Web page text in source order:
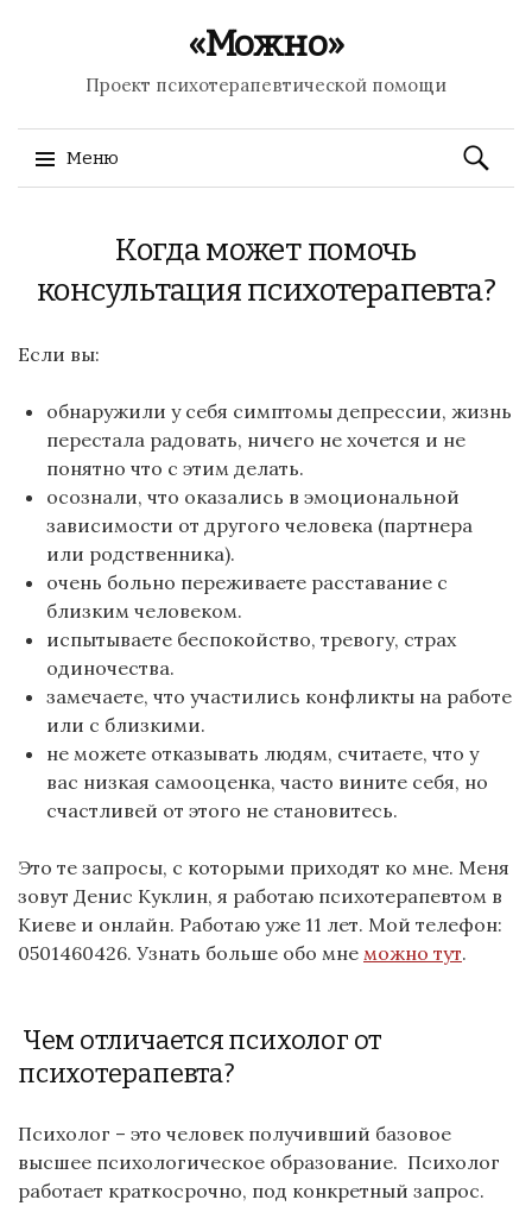
«Можно»
Проект психотерапевтической помощи
Меню
Найти:
Когда может помочь
консультация психотерапевта?
Если вы:
обнаружили у себя симптомы депрессии, жизнь
перестала радовать, ничего не хочется и не
понятно что с этим делать.
осознали, что оказались в эмоциональной
зависимости от другого человека (партнера
или родственника).
очень больно переживаете расставание с
близким человеком.
испытываете беспокойство, тревогу, страх
одиночества.
замечаете, что участились конфликты на работе
или с близкими.
не можете отказывать людям, считаете, что у
вас низкая самооценка, часто вините себя, но
счастливей от этого не становитесь.
Это те запросы, с которыми приходят ко мне. Меня
зовут Денис Куклин, я работаю психотерапевтом в
Киеве и онлайн. Работаю уже 11 лет. Мой телефон:
0501460426. Узнать больше обо мне можно тут.
Чем отличается психолог от
психотерапевта?
Психолог – это человек получивший базовое
высшее психологическое образование. Психолог
работает краткосрочно, под конкретный запрос.